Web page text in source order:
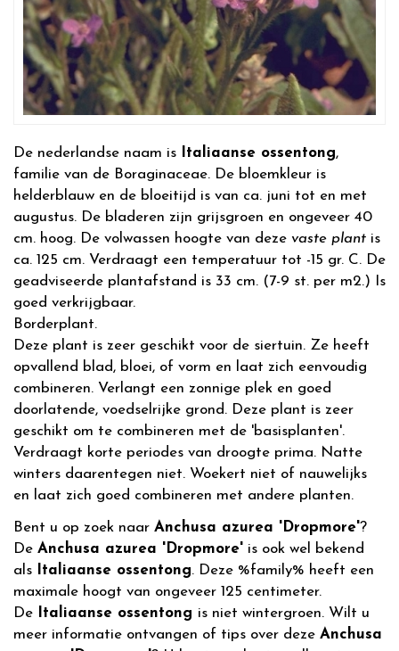
De nederlandse naam is Italiaanse ossentong,
familie van de Boraginaceae. De bloemkleur is
helderblauw en de bloeitijd is van ca. juni tot en met
augustus. De bladeren zijn grijsgroen en ongeveer 40
cm. hoog. De volwassen hoogte van deze vaste plant is
ca. 125 cm. Verdraagt een temperatuur tot -15 gr. C. De
geadviseerde plantafstand is 33 cm. (7-9 st. per m2.) Is
goed verkrijgbaar.
Borderplant.
Deze plant is zeer geschikt voor de siertuin. Ze heeft
opvallend blad, bloei, of vorm en laat zich eenvoudig
combineren. Verlangt een zonnige plek en goed
doorlatende, voedselrijke grond. Deze plant is zeer
geschikt om te combineren met de 'basisplanten'.
Verdraagt korte periodes van droogte prima. Natte
winters daarentegen niet. Woekert niet of nauwelijks
en laat zich goed combineren met andere planten.
Bent u op zoek naar Anchusa azurea 'Dropmore'?
De Anchusa azurea 'Dropmore' is ook wel bekend
als
Italiaanse ossentong. Deze %family% heeft een
maximale hoogt van ongeveer 125 centimeter.
De
Italiaanse ossentong is niet wintergroen. Wilt u
meer informatie ontvangen of tips over deze Anchusa